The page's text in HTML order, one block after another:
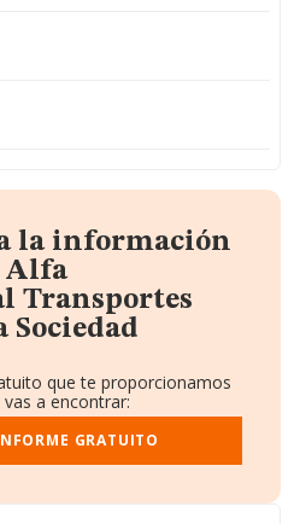
la información
Alfa
Transportes
Sociedad
que te proporcionamos
a encontrar:
Denominación, CIF,
(BORME).
GRATUITO